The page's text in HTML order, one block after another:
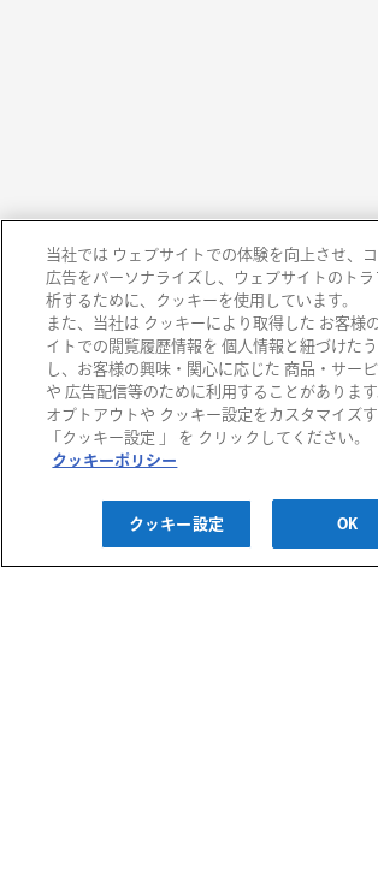
阪急百貨店
阪急メンズ大阪 神戸阪急
阪神百貨店
阪神梅田本店 阪神・にし
当社では ウェブサイトでの体験を向上させ、
広告をパーソナライズし、ウェブサイトのト
析するために、クッキーを使用しています。
また、当社は クッキーにより取得した お客様
イトでの閲覧履歴情報を 個人情報と紐づけた
し、お客様の興味・関心に応じた 商品・サー
や 広告配信等のために利用することがあります
オプトアウトや クッキー設定をカスタマイズす
「クッキー設定 」 を クリックしてください。
クッキーポリシー
クッキー設定 OK